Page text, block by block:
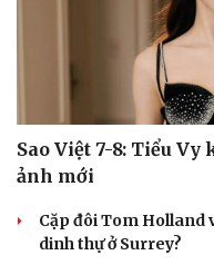
Tư vấn
Sao Việt 7-8: Tiểu
ảnh mới
Cặp đôi Tom Holland
dinh thự ở Surrey?